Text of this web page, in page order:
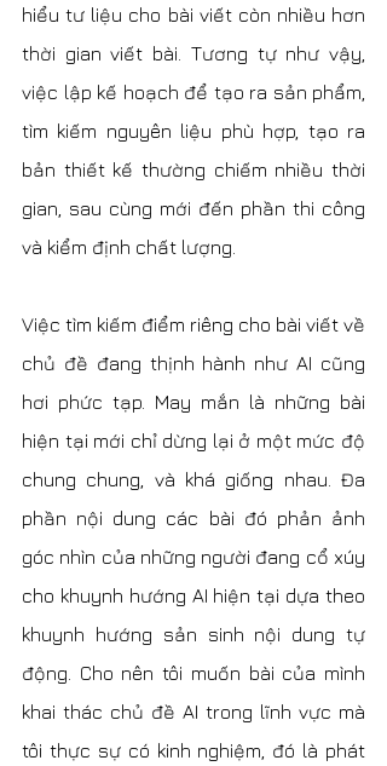
hiểu tư liệu cho bài viết còn nhiều hơn
thời gian viết bài. Tương tự như vậy,
việc lập kế hoạch để tạo ra sản phẩm,
tìm kiếm nguyên liệu phù hợp, tạo ra
bản thiết kế thường chiếm nhiều thời
gian, sau cùng mới đến phần thi công
và kiểm định chất lượng.
Việc tìm kiếm điểm riêng cho bài viết về
chủ đề đang thịnh hành như AI cũng
hơi phức tạp. May mắn là những bài
hiện tại mới chỉ dừng lại ở một mức độ
chung chung, và khá giống nhau. Đa
phần nội dung các bài đó phản ảnh
góc nhìn của những người đang cổ xúy
cho khuynh hướng AI hiện tại dựa theo
khuynh hướng sản sinh nội dung tự
động. Cho nên tôi muốn bài của mình
khai thác chủ đề AI trong lĩnh vực mà
tôi thực sự có kinh nghiệm, đó là phát